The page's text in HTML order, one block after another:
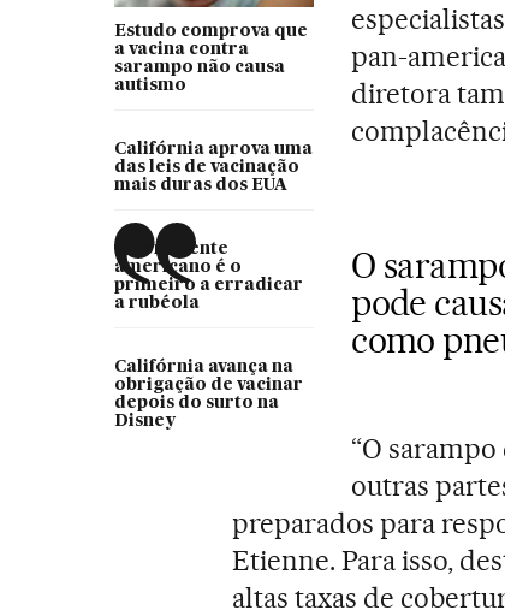
Estudo comprova que
a vacina contra
sarampo não causa
autismo
Califórnia aprova uma
das leis de vacinação
mais duras dos EUA
O continente
americano é o
primeiro a erradicar
a rubéola
Califórnia avança na
obrigação de vacinar
depois do surto na
Disney
pan-
diretora
O
pode
como
“O
outras
preparados para
Etienne. Para isso,
altas taxas de